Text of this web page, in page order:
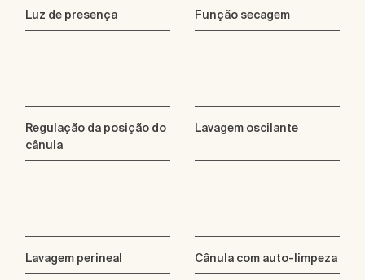
Luz de presença Função secagem
Regulação da posição do
cânula
Lavagem oscilante
Lavagem perineal Cânula com auto-limpeza